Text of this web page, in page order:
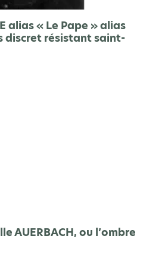
alias « Le Pape » alias
discret résistant saint-
AUERBACH, ou l’ombre